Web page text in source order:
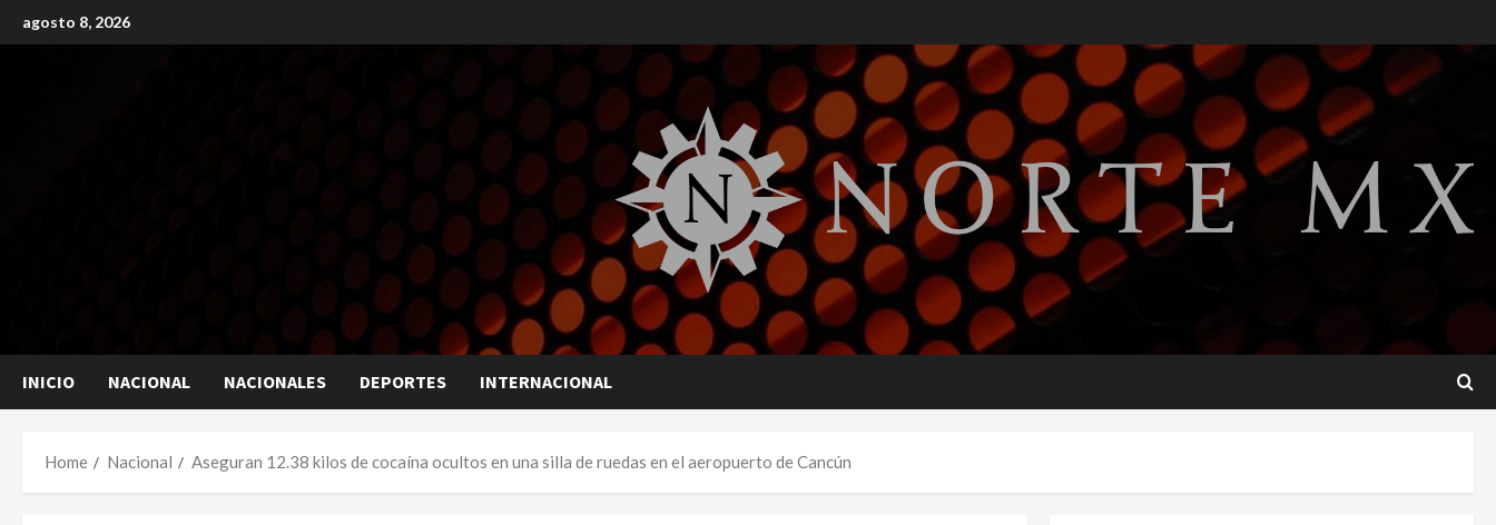
to
agosto 8, 2026
INICIO NACIONAL NACIONALES DEPORTES INTERNACIONAL
Home Nacional Aseguran 12.38 kilos de cocaína ocultos en una silla de ruedas en el aeropuerto de Cancún
2
Premundial Concacaf
agosto 8, 2026
3
Defunciones en México bajan
en 2025 a niveles previos a la
pandemia, señala Inegi
agosto 8, 2026